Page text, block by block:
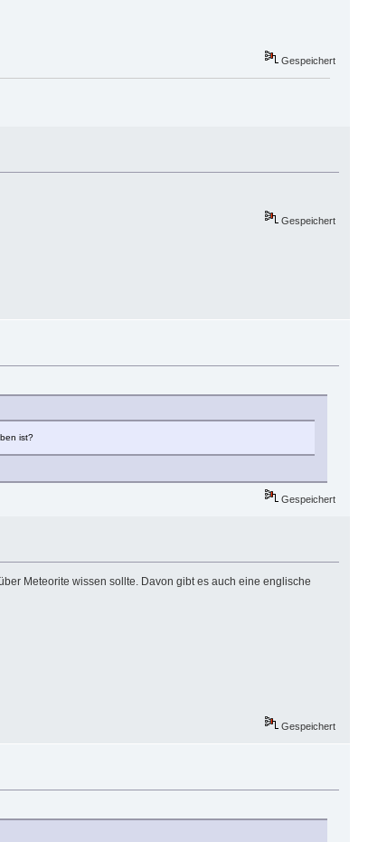
Gespeichert
Gespeichert
ist?
Gespeichert
Meteorite wissen sollte. Davon gibt es auch eine englische
Gespeichert